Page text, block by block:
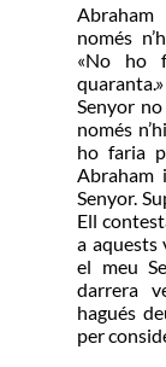
només
«No ho
Senyor
només
ho faria
Abraham
Senyor.
Ell
a aquests
el meu
darrera
hagués
per